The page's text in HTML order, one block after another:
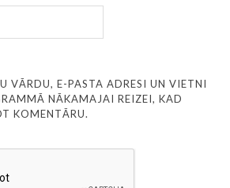
VĀRDU, E-PASTA ADRESI UN VIETNI
NĀKAMAJAI REIZEI, KAD
KOMENTĀRU.